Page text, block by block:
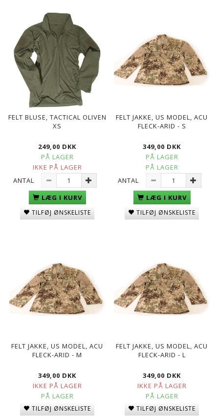
FELT BLUSE, TACTICAL OLIVEN
XS
249,00 DKK
PÅ LAGER
IKKE PÅ LAGER
ANTAL
LÆG I KURV
TILFØJ ØNSKELISTE
FELT JAKKE, US MODEL, ACU
FLECK-ARID - S
349,00 DKK
PÅ LAGER
PÅ LAGER
ANTAL
LÆG I KURV
TILFØJ ØNSKELISTE
FELT JAKKE, US MODEL, ACU
FLECK-ARID - M
349,00 DKK
IKKE PÅ LAGER
PÅ LAGER
TILFØJ ØNSKELISTE
FELT JAKKE, US MODEL, ACU
FLECK-ARID - L
349,00 DKK
IKKE PÅ LAGER
PÅ LAGER
TILFØJ ØNSKELISTE